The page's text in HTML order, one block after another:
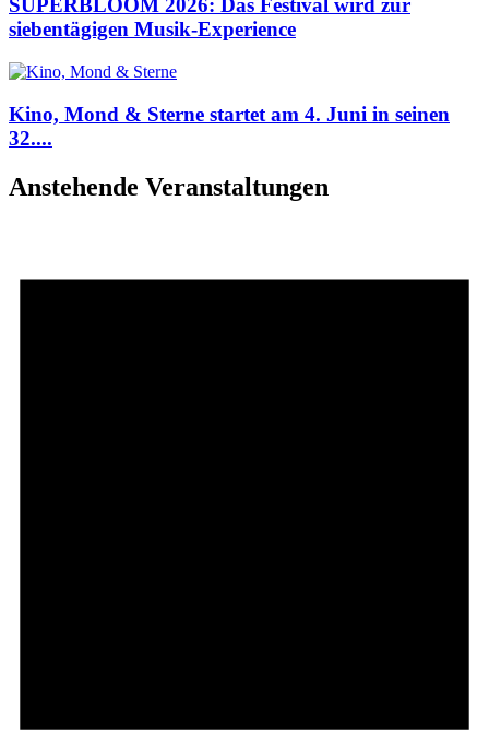
SUPERBLOOM 2026: Das Festival wird zur
siebentägigen Musik-Experience
Kino, Mond & Sterne startet am 4. Juni in seinen
32....
Anstehende Veranstaltungen